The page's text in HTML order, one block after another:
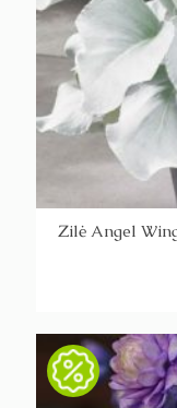
Žilė Angel